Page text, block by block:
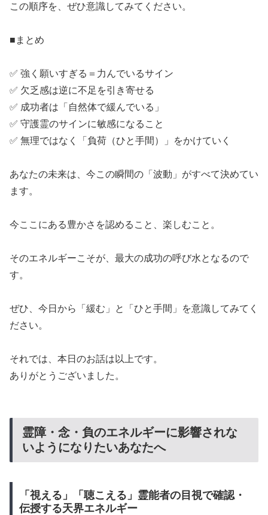
​この順序を、ぜひ意識してみてください。
​■まとめ
​✅ 強く願いすぎる＝力んでいるサイン
​✅ 欠乏感は逆に不足を引き寄せる
​✅ 成功者は「自然体で緩んでいる」
​✅ 守護霊のサインに敏感になること
​✅ 無理ではなく「負荷（ひと手間）」をかけていく
​あなたの未来は、今この瞬間の「波動」がすべて決めてい
ます。
​今ここにある豊かさを認めること、楽しむこと。
​そのエネルギーこそが、最大の成功の呼び水となるので
す。
​ぜひ、今日から「緩む」と「ひと手間」を意識してみてく
ださい。
​それでは、本日のお話は以上です。
​ありがとうございました。
​霊障・念・負のエネルギーに影響されな
いようになりたいあなたへ
「視える」「聴こえる」霊能者の目視で確認・
伝授する天界エネルギー